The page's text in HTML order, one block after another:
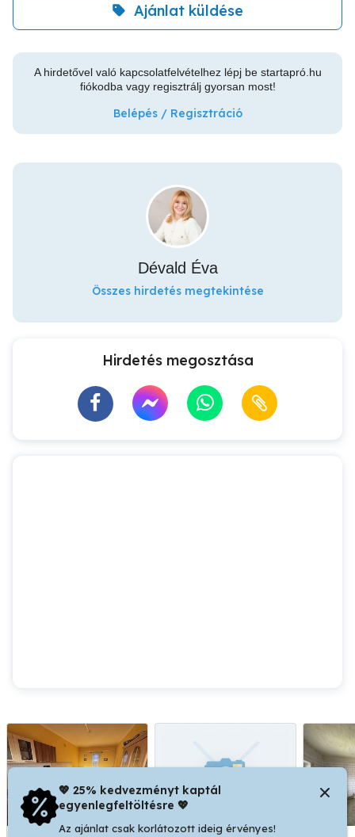
Ajánlat küldése
A hirdetővel való kapcsolatfelvételhez lépj be startapró.hu
fiókodba vagy regisztrálj gyorsan most!
Belépés / Regisztráció
Dévald Éva
Összes hirdetés megtekintése
Hirdetés megosztása
💖 25% kedvezményt kaptál
egyenlegfeltöltésre 💖
Az ajánlat csak korlátozott ideig érvényes!